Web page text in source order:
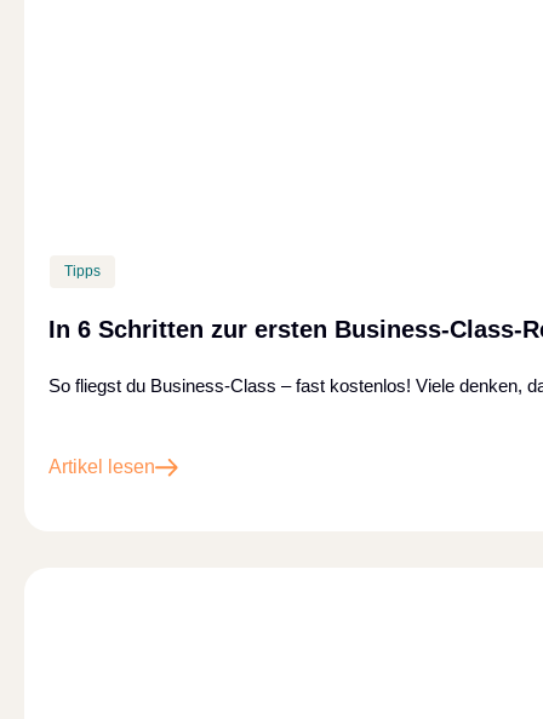
Tipps
In 6 Schritten zur ersten Business-Class-
So fliegst du Business-Class – fast kostenlos! Viele denken,
Artikel lesen